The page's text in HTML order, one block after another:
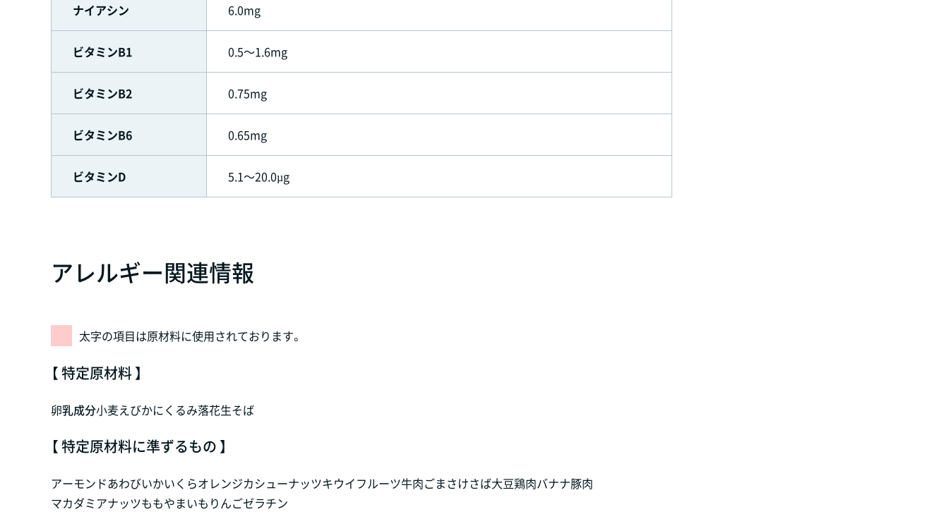
ナイアシン 6.0mg
ビタミンB1 0.5～1.6mg
ビタミンB2 0.75mg
ビタミンB6 0.65mg
ビタミンD 5.1～20.0µg
アレルギー関連情報
太字の項目は原材料に使用されております。
【 特定原材料 】
卵乳成分小麦えびかにくるみ落花生そば
【 特定原材料に準ずるもの 】
アーモンドあわびいかいくらオレンジカシューナッツキウイフルーツ牛肉ごまさけさば大豆鶏肉バナナ豚肉
マカダミアナッツももやまいも りんごゼラチン